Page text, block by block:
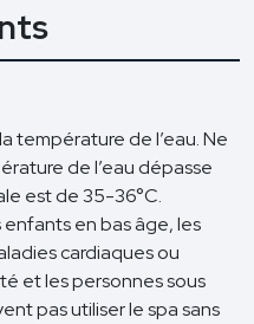
température de l’eau. Ne
de l’eau dépasse
est de 35-36°C.
en bas âge, les
cardiaques ou
et les personnes sous
pas utiliser le spa sans